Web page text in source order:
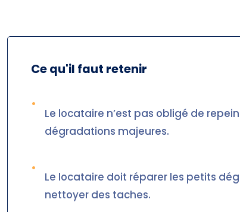
Ce qu'il faut retenir
•
Le locataire n’est pas obligé de
dégradations majeures.
•
Le locataire doit réparer les petits
nettoyer des taches.